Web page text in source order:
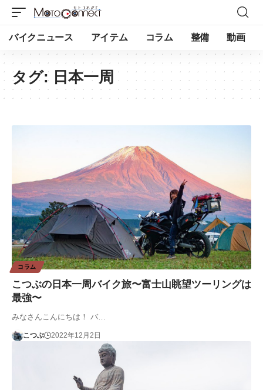
バイクニュース アイテム コラム 整備 動画
タグ: 日本一周
コラム
こつぶの日本一周バイク旅〜富士山眺望ツーリングは
最強〜
みなさんこんにちは！ バ…
こつぶ 2022年12月2日